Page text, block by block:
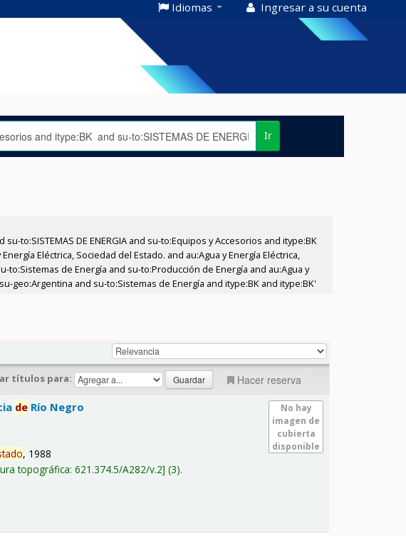
Idiomas Ingresar a su cuenta
Ir
to:SISTEMAS DE ENERGIA and su-to:Equipos y Accesorios and itype:BK
Eléctrica, Sociedad del Estado. and au:Agua y Energía Eléctrica,
to:Sistemas de Energía and su-to:Producción de Energía and au:Agua y
geo:Argentina and su-to:Sistemas de Energía and itype:BK and itype:BK'
títulos para: Hacer reserva
No hay
imagen de
cubierta
disponible
de Río Negro
, 1988
topográfica:621.374.5/A282/v.2 (3).